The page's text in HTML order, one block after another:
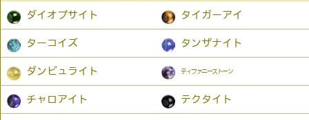
ダイオプサイト タイガーアイ
ターコイズ タンザナイト
ダンビュライト ティファニーストーン
チャロアイト テクタイト